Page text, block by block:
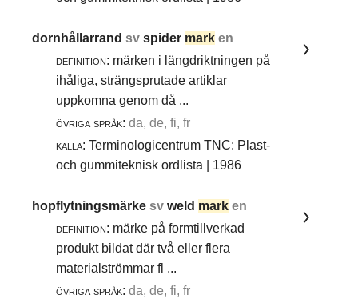
dornhållarrandsvspider mark en
definition: märken i längdriktningen på
ihåliga, strängsprutade artiklar
uppkomna genom då ...
övriga språk: da, de, fi, fr
källa: Terminologicentrum TNC: Plast-
och gummiteknisk ordlista | 1986
hopflytningsmärkesvweld mark en
definition: märke på formtillverkad
produkt bildat där två eller flera
materialströmmar fl ...
övriga språk: da, de, fi, fr